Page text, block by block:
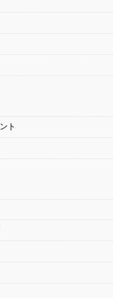
ト